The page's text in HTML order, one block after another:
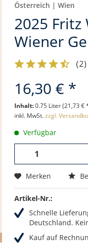
Österreich | Wien
2025 Fritz
Wiener
(2)
16,30 € *
Inhalt:0.75 Liter (21,73 €
inkl. MwSt.zzgl.
Verfügbar
Merken
Artikel-Nr.:
Schnelle
Deutschland.
Kauf auf